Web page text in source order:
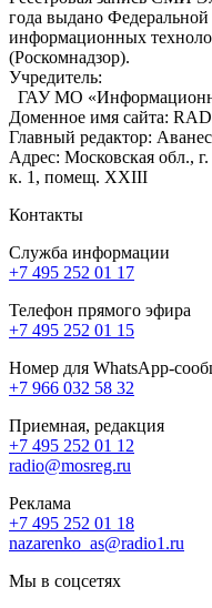
года выдано
информационных
(Роскомнадзор).
Учредитель:
ГАУ МО
Доменное имя сайта:
Главный редактор:
Адрес: Московская обл.,
к. 1, помещ. XXIII
Контакты
Служба информации
+7 495 252 01 17
Телефон прямого эфира
+7 495 252 01 15
Номер для WhatsApp-
+7 966 032 58 32
Приемная, редакция
+7 495 252 01 12
radio@mosreg.ru
Реклама
+7 495 252 01 18
nazarenko_as@radio1.ru
Мы в соцсетях